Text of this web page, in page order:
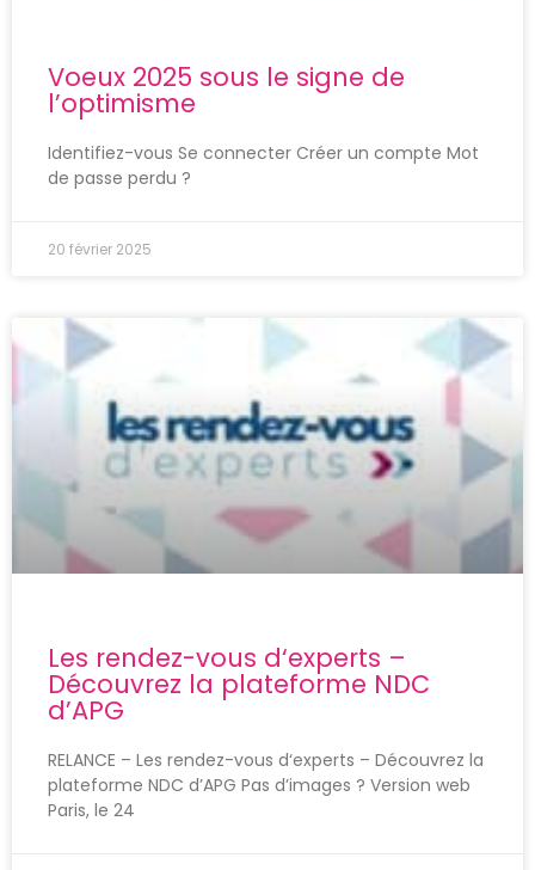
Voeux 2025 sous le signe de
l’optimisme
Identifiez-vous Se connecter Créer un compte Mot
de passe perdu ?
20 février 2025
Les rendez-vous d‘experts –
Découvrez la plateforme NDC
d’APG
RELANCE – Les rendez-vous d‘experts – Découvrez la
plateforme NDC d’APG Pas d’images ? Version web
Paris, le 24